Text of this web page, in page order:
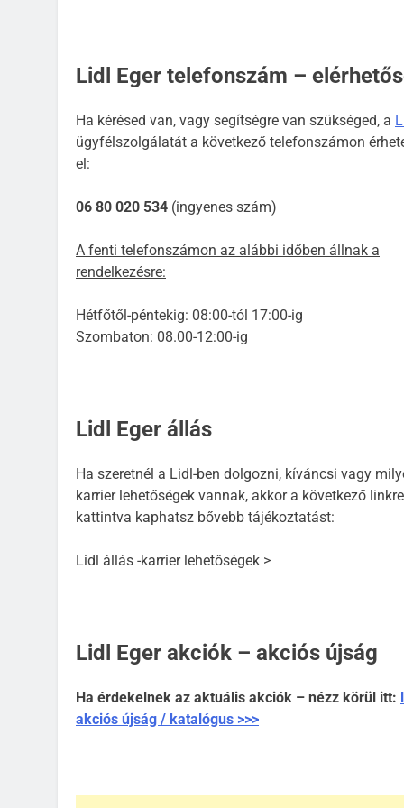
Lidl Eger telefonszám –
Ha kérésed van, vagy segítségre van szükséged, a
ügyfélszolgálatát a következő telefonszámon
el:
06 80 020 534 (ingyenes szám)
A fenti telefonszámon az alábbi időben állnak a
rendelkezésre:
Hétfőtől-péntekig: 08:00-tól 17:00-ig
Szombaton: 08.00-12:00-ig
Lidl Eger állás
Ha szeretnél a Lidl-ben dolgozni, kíváncsi vagy
karrier lehetőségek vannak, akkor a következő linkre
kattintva kaphatsz bővebb tájékoztatást:
Lidl állás -karrier lehetőségek >
Lidl Eger akciók – akciós újság
Ha érdekelnek az aktuális akciók – nézz körül itt:
akciós újság / katalógus >>>